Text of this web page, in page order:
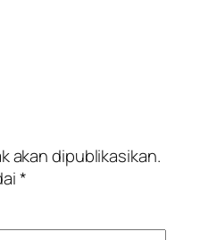
akan dipublikasikan.
*